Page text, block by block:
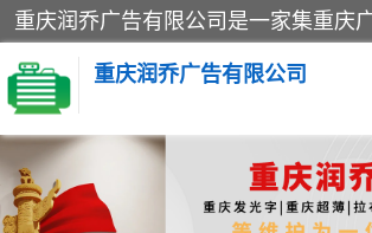
重庆润乔广告有限公司
招牌类 发光字类